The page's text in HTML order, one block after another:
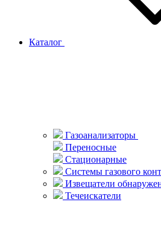
Каталог
Газоанализаторы
Переносные
Стационарные
Системы газового
Извещатели
Течеискатели